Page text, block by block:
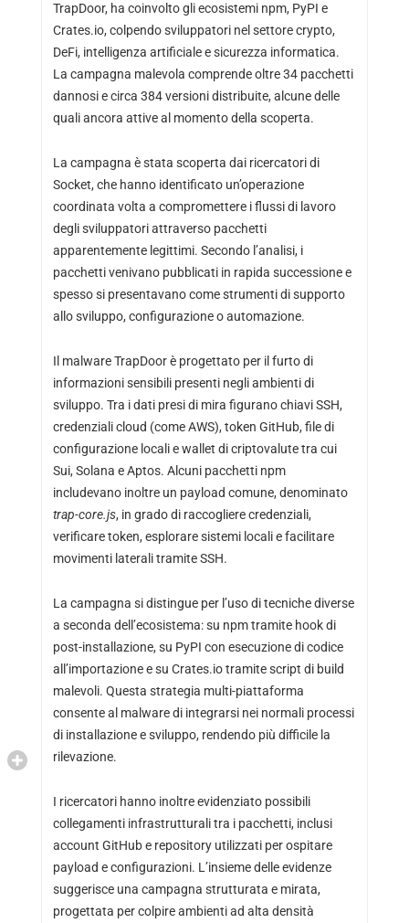
TrapDoor, ha coinvolto gli ecosistemi npm, PyPI e
Crates.io, colpendo sviluppatori nel settore crypto,
DeFi, intelligenza artificiale e sicurezza informatica.
La campagna malevola comprende oltre 34 pacchetti
dannosi e circa 384 versioni distribuite, alcune delle
quali ancora attive al momento della scoperta.
La campagna è stata scoperta dai ricercatori di
Socket, che hanno identificato un’operazione
coordinata volta a compromettere i flussi di lavoro
degli sviluppatori attraverso pacchetti
apparentemente legittimi. Secondo l’analisi, i
pacchetti venivano pubblicati in rapida successione e
spesso si presentavano come strumenti di supporto
allo sviluppo, configurazione o automazione.
Il malware TrapDoor è progettato per il furto di
informazioni sensibili presenti negli ambienti di
sviluppo. Tra i dati presi di mira figurano chiavi SSH,
credenziali cloud (come AWS), token GitHub, file di
configurazione locali e wallet di criptovalute tra cui
Sui, Solana e Aptos. Alcuni pacchetti npm
includevano inoltre un payload comune, denominato
trap-core.js, in grado di raccogliere credenziali,
verificare token, esplorare sistemi locali e facilitare
movimenti laterali tramite SSH.
La campagna si distingue per l’uso di tecniche diverse
a seconda dell’ecosistema: su npm tramite hook di
post-installazione, su PyPI con esecuzione di codice
all’importazione e su Crates.io tramite script di build
malevoli. Questa strategia multi-piattaforma
consente al malware di integrarsi nei normali processi
di installazione e sviluppo, rendendo più difficile la
rilevazione.
I ricercatori hanno inoltre evidenziato possibili
collegamenti infrastrutturali tra i pacchetti, inclusi
account GitHub e repository utilizzati per ospitare
payload e configurazioni. L’insieme delle evidenze
suggerisce una campagna strutturata e mirata,
progettata per colpire ambienti ad alta densità